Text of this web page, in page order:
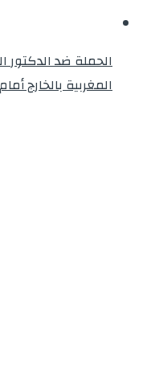
الحملة ضد الدكتور
المغربية بالخارج